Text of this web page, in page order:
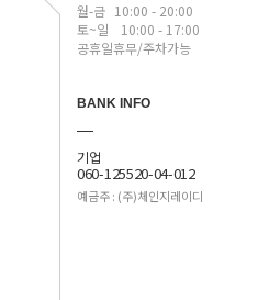
월-금 10:00 - 20:00
토~일
10:00 - 17:00
공휴일휴무/주차가능
BANK INFO
기업
060-125520-04-012
예금주 : (주)체인지레이디